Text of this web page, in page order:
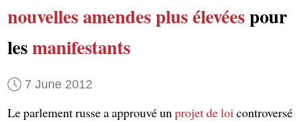
nouvelles amendes plus élevéespour
lesmanifestants
7 June 2012
Le parlement russe a approuvé unprojet de loicontroversé